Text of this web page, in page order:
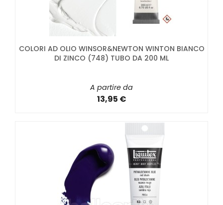
COLORI AD OLIO WINSOR&NEWTON WINTON BIANCO
DI ZINCO (748) TUBO DA 200 ML
A partire da
13,95 €